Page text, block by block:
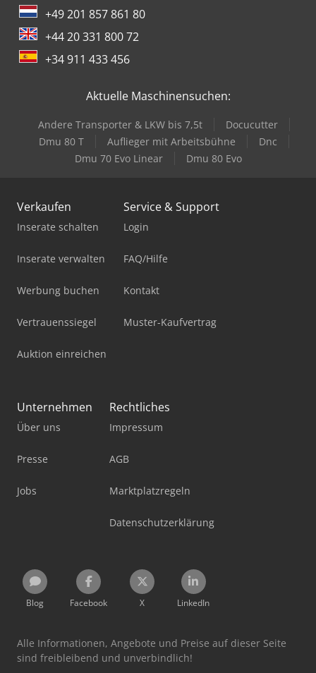
+49 201 857 861 80
+44 20 331 800 72
+34 911 433 456
Aktuelle Maschinensuchen:
Andere Transporter & LKW bis 7,5t
Docucutter
Dmu 80 T
Auflieger mit Arbeitsbühne
Dnc
Dmu 70 Evo Linear
Dmu 80 Evo
Verkaufen
Inserate schalten
Inserate verwalten
Werbung buchen
Vertrauenssiegel
Auktion einreichen
Service & Support
Login
FAQ/Hilfe
Kontakt
Muster-Kaufvertrag
Unternehmen
Über uns
Presse
Jobs
Rechtliches
Impressum
AGB
Marktplatzregeln
Datenschutzerklärung
Blog Facebook X LinkedIn
Alle Informationen, Angebote und Preise auf dieser Seite
sind freibleibend und unverbindlich!